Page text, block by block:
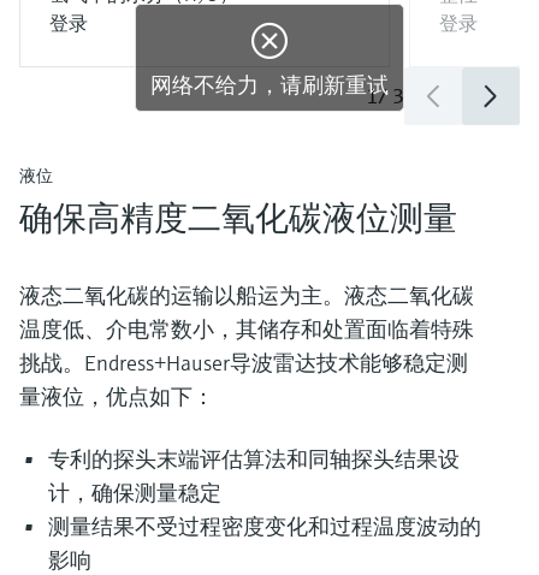
登录
登录
1/3
液位
确保高精度二氧化碳液位测量
液态二氧化碳的运输以船运为主。液态二氧化碳
温度低、介电常数小，其储存和处置面临着特殊
挑战。Endress+Hauser导波雷达技术能够稳定测
量液位，优点如下：
专利的探头末端评估算法和同轴探头结果设
计，确保测量稳定
测量结果不受过程密度变化和过程温度波动的
影响

网络不给力，请刷新重试